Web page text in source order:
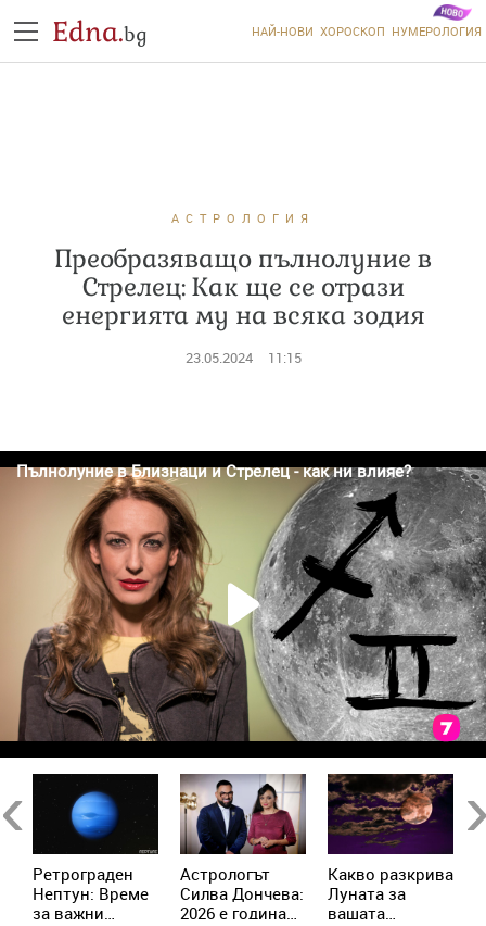
Edna.bg НАЙ-НОВИ ХОРОСКОП НУМЕРОЛОГИЯ
АСТРОЛОГИЯ
Преобразяващо пълнолуние в
Стрелец: Как ще се отрази
енергията му на всяка зодия
23.05.2024 11:15
Ретрограден
Нептун: Време
за важни
Астрологът
Силва Дончева:
2026 е година
Kакво разкрива
Луната за
вашата